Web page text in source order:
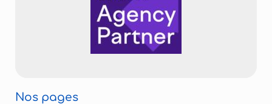
Nos pages